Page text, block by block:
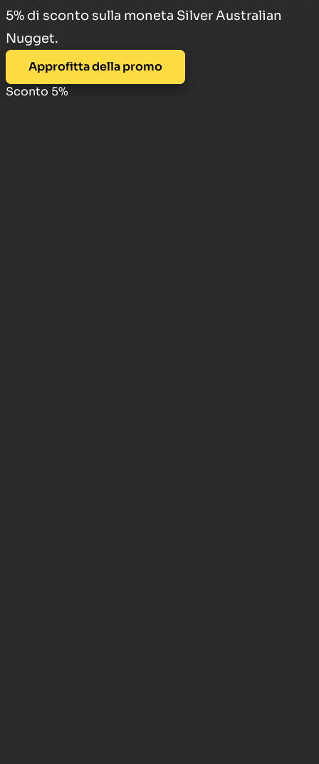
5% di sconto sulla moneta Silver Australian
Nugget.
Approfitta della promo
Sconto 5%